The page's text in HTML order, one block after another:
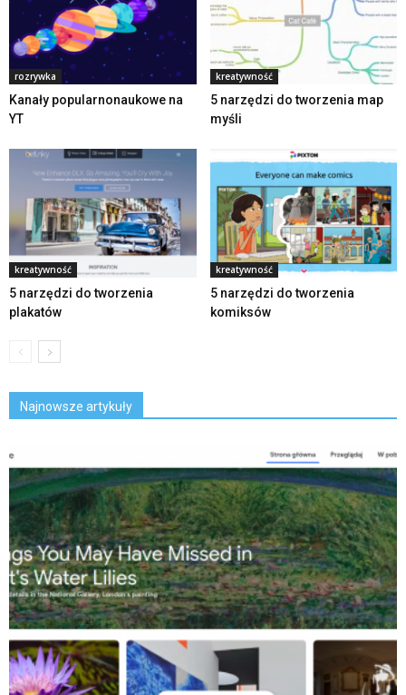
rozrywka
Kanały popularnonaukowe na
YT
kreatywność
5 narzędzi do tworzenia map
myśli
kreatywność
5 narzędzi do tworzenia
plakatów
kreatywność
5 narzędzi do tworzenia
komiksów
Najnowsze artykuły